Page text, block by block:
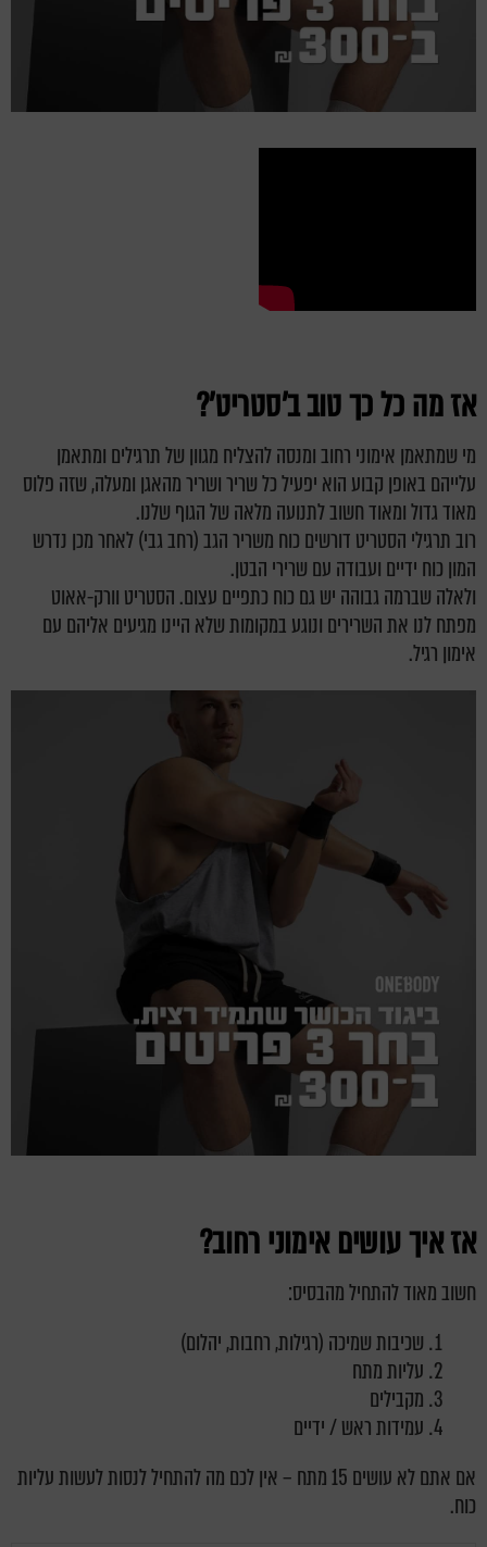
אז מה כל כך טוב ב'סטריט'?
מי שמתאמן אימוני רחוב ומנסה להצליח מגוון של תרגילים ומתאמן
עלייהם באופן קבוע הוא יפעיל כל שריר ושריר מהאגן ומעלה, שזה פלוס
מאוד גדול ומאוד חשוב לתנועה מלאה של הגוף שלנו.
רוב תרגילי הסטריט דורשים כוח משריר הגב (רחב גבי) לאחר מכן נדרש
המון כוח ידיים ועבודה עם שרירי הבטן.
ולאלה שברמה גבוהה יש גם כוח כתפיים עצום. הסטריט וורק-אאוט
מפתח לנו את השרירים ונוגע במקומות שלא היינו מגיעים אליהם עם
אימון רגיל.
אז איך עושים אימוני רחוב?
חשוב מאוד להתחיל מהבסיס:
שכיבות שמיכה (רגילות, רחבות, יהלום)
עליות מתח
מקבילים
עמידות ראש / ידיים
אם אתם לא עושים 15 מתח – אין לכם מה להתחיל לנסות לעשות עליות
כוח.